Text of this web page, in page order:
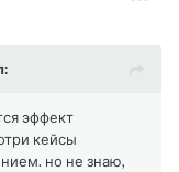
эффект
кейсы
но не знаю,